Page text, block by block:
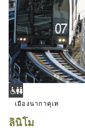
เมืองนากาคุเท
ลินิโม